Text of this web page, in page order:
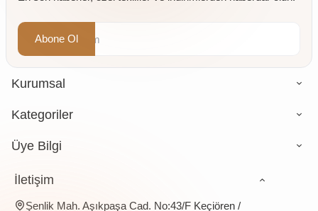
Abone Ol
Kurumsal
Kategoriler
Üye Bilgi
İletişim
Şenlik Mah. Aşıkpaşa Cad. No:43/F Keçiören /